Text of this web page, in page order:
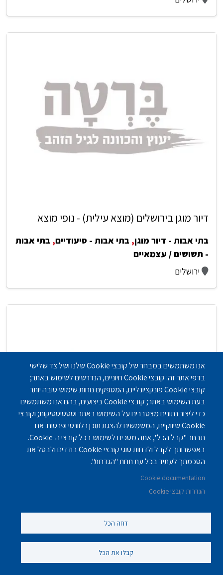
דיור מוגן בירושלים (מוצא עילית) - נופי מוצא
בתי אבות - דיור מוגן, בתי אבות - סיעודיים, בתי אבות
- תשושים / עצמאיים
ירושלים
דיור מוגן בירושלים - אחוזת בית הכרם
בתי אבות - דיור מוגן,בתי אבות - סיעודיים
אנו משתמשים במבחר של קובצי Cookie שלנו ושל צד שלישי
בדפי אתר זה: קובצי Cookie חיוניים, הנדרשים לשימוש באתר;
קובצי Cookie פונקציונליים, המספקים נוחות שימוש טובה יותר
בעת השימוש באתר; קובצי Cookie ביצועים, בהם אנו משתמשים
כדי ליצור נתונים מצטברים על השימוש באתר וסטטיסטיקות; וקובצי
Cookie שיווקיים, המשמשים להצגת תוכן רלוונטי ופרסום. אם
תבחר "קבל הכל", אתה מסכים לשימוש בכל קובצי ה-Cookie.
באפשרותך לקבל ולדחות סוגי קובצי Cookie בודדים ולבטל את
הסכמתך לעתיד בכל עת תחת "הגדרות".
Cookie documentation
הגדרות קובצי Cookie
דחה הכל
קבלו את הכל